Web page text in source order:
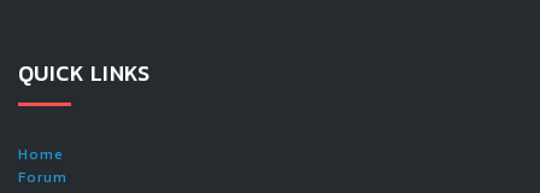
QUICK LINKS
Home
Forum